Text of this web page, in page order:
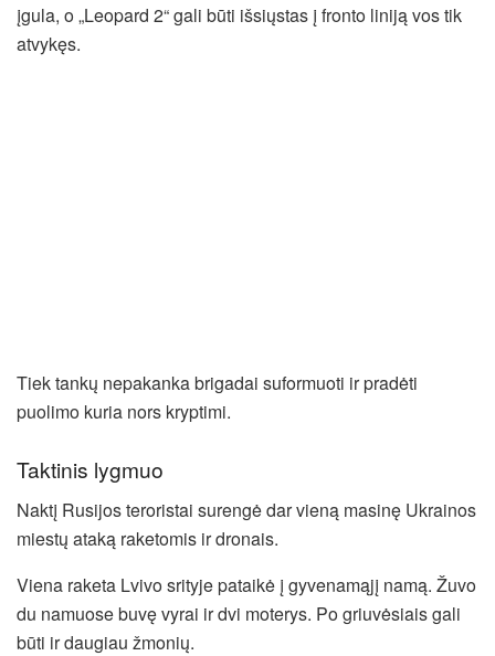
įgula, o „Leopard 2“ gali būti išsiųstas į fronto liniją vos tik
atvykęs.
Tiek tankų nepakanka brigadai suformuoti ir pradėti
puolimo kuria nors kryptimi.
Taktinis lygmuo
Naktį Rusijos teroristai surengė dar vieną masinę Ukrainos
miestų ataką raketomis ir dronais.
Viena raketa Lvivo srityje pataikė į gyvenamąjį namą. Žuvo
du namuose buvę vyrai ir dvi moterys. Po griuvėsiais gali
būti ir daugiau žmonių.